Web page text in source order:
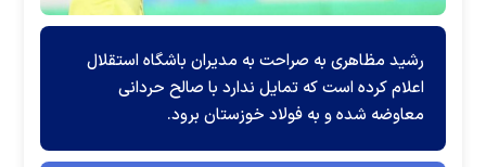
رشید مظاهری به صراحت به مدیران باشگاه استقلال
اعلام کرده است که تمایل ندارد با صالح حردانی
معاوضه شده و به فولاد خوزستان برود.